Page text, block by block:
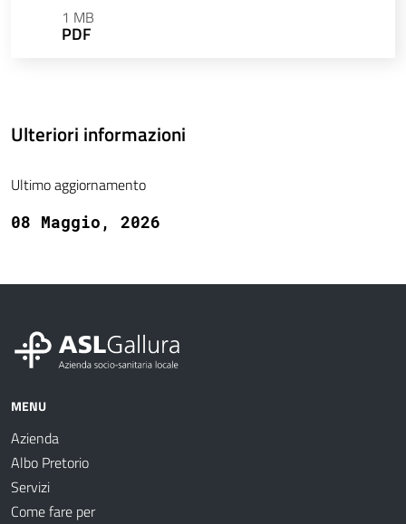
1 MB
PDF
Ulteriori informazioni
Ultimo aggiornamento
08 Maggio, 2026
MENU
Azienda
Albo Pretorio
Servizi
Come fare per